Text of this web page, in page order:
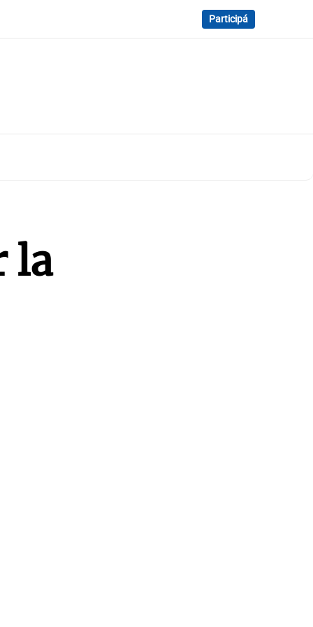
Participá
la